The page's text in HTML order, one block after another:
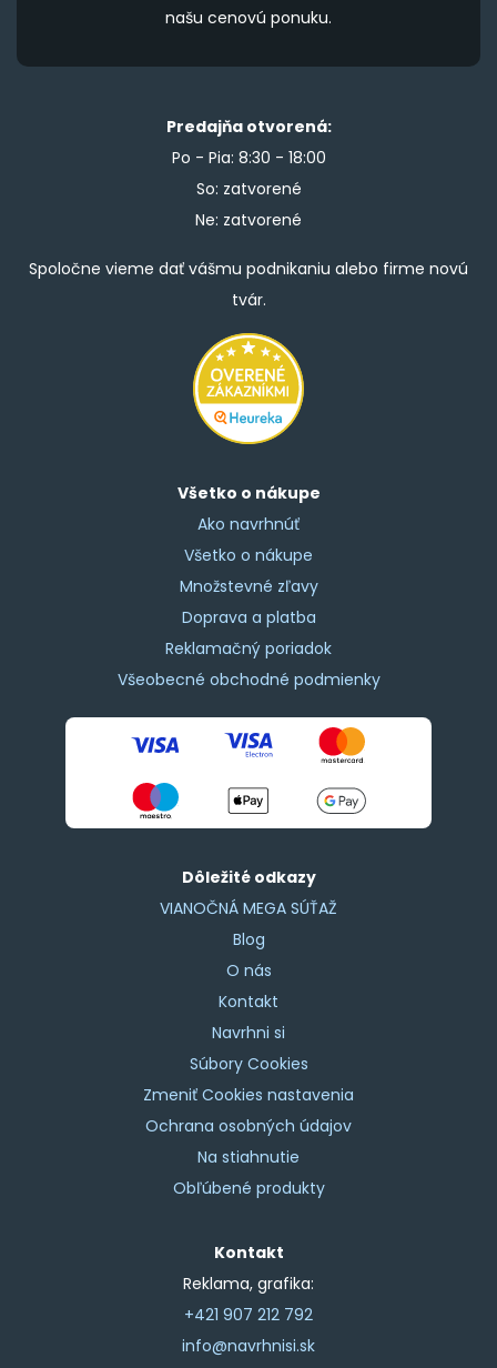
našu cenovú ponuku.
Predajňa otvorená:
Po - Pia: 8:30 - 18:00
So: zatvorené
Ne: zatvorené
Spoločne vieme dať vášmu podnikaniu alebo firme novú
tvár.
Všetko o nákupe
Ako navrhnúť
Všetko o nákupe
Množstevné zľavy
Doprava a platba
Reklamačný poriadok
Všeobecné obchodné podmienky
Dôležité odkazy
VIANOČNÁ MEGA SÚŤAŽ
Blog
O nás
Kontakt
Navrhni si
Súbory Cookies
Zmeniť Cookies nastavenia
Ochrana osobných údajov
Na stiahnutie
Obľúbené produkty
Kontakt
Reklama, grafika:
+421 907 212 792
info@navrhnisi.sk